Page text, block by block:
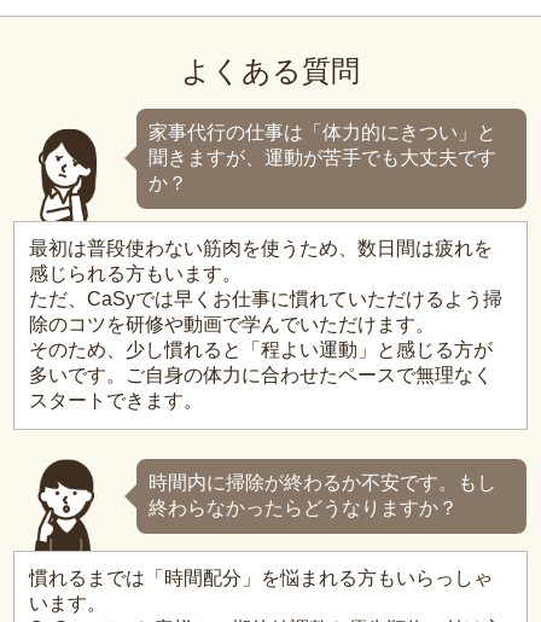
よくある質問
家事代行の仕事は「体力的にきつい」と
聞きますが、運動が苦手でも大丈夫です
か？
最初は普段使わない筋肉を使うため、数日間は疲れを
感じられる方もいます。
ただ、CaSyでは早くお仕事に慣れていただけるよう掃
除のコツを研修や動画で学んでいただけます。
そのため、少し慣れると「程よい運動」と感じる方が
多いです。ご自身の体力に合わせたペースで無理なく
スタートできます。
時間内に掃除が終わるか不安です。もし
終わらなかったらどうなりますか？
慣れるまでは「時間配分」を悩まれる方もいらっしゃ
います。